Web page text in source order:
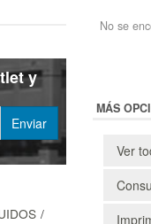
y
No se
MÁS
Ver